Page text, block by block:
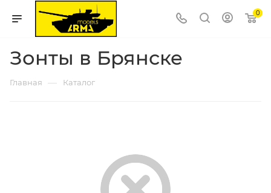
0
Зонты в Брянске
Главная — Каталог